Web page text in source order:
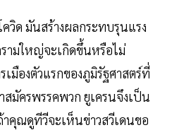
วิด มันสร้างผลกระทบรุนแรง
รามใหญ่จะเกิดขึ้นหรือไม่
มืองตัวแรกของภูมิรัฐศาสตร์ที่
สมัครพรรคพวก ยูเครนจึงเป็น
าคุณดูทีวีจะเห็นข่าวสวีเดนขอ